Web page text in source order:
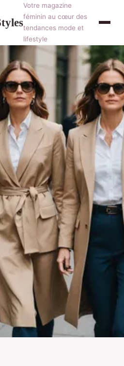
Votre magazine
féminin au cœur des
tendances mode et
lifestyle